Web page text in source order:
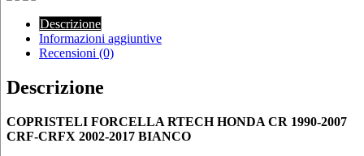
Descrizione
Informazioni aggiuntive
Recensioni (0)
Descrizione
COPRISTELI FORCELLA RTECH HONDA CR 1990-2007
CRF-CRFX 2002-2017 BIANCO